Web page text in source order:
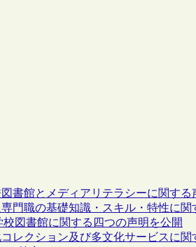
書館とメディアリテラシーに関する
門職の基礎知識・スキル・特性に
図書館に関する四つの声明を公開
レクション及び多文化サービスに